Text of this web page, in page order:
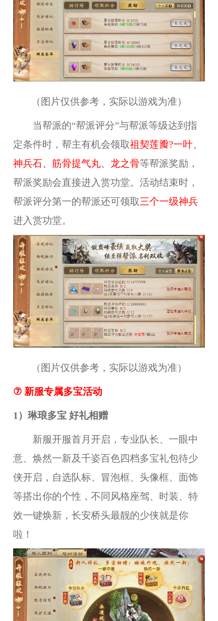
（图片仅供参考，实际以游戏为准）
当帮派的“帮派评分”与帮派等级达到指
定条件时，帮主有机会领取祖契莲瓣?一叶、
神兵石、筋骨提气丸、龙之骨等帮派奖励，
帮派奖励会直接进入赏功堂。活动结束时，
帮派评分第一的帮派还可领取三个一级神兵
进入赏功堂。
（图片仅供参考，实际以游戏为准）
⑦ 新服专属多宝活动
1）琳琅多宝 好礼相赠
新服开服首月开启，专业队长、一眼中
意、焕然一新及千姿百色四档多宝礼包待少
侠开启，自选队标、冒泡框、头像框、面饰
等搭出你的个性，不同风格座驾、时装、特
效一键焕新，长安桥头最靓的少侠就是你
啦！